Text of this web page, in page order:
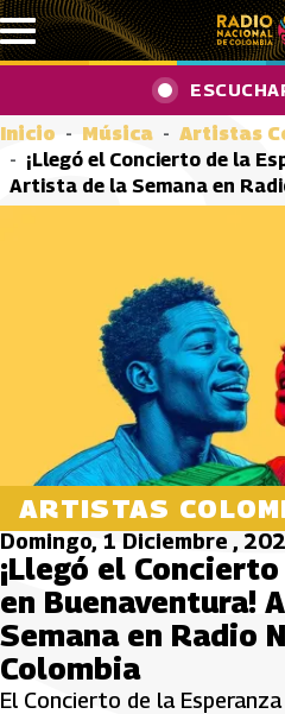
Pasar al contenido principal
Inicio Música
Artistas
¡Llegó el Concierto de la
Artista de la Semana en
ARTISTAS
Domingo, 1 Diciembre ,
¡Llegó el
en Buenaventura!
Semana en Radio
Colombia
El Concierto de la